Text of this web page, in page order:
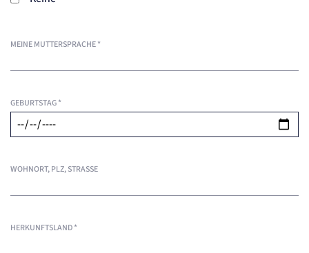
MEINE MUTTERSPRACHE*
GEBURTSTAG*
WOHNORT, PLZ, STRASSE
HERKUNFTSLAND*